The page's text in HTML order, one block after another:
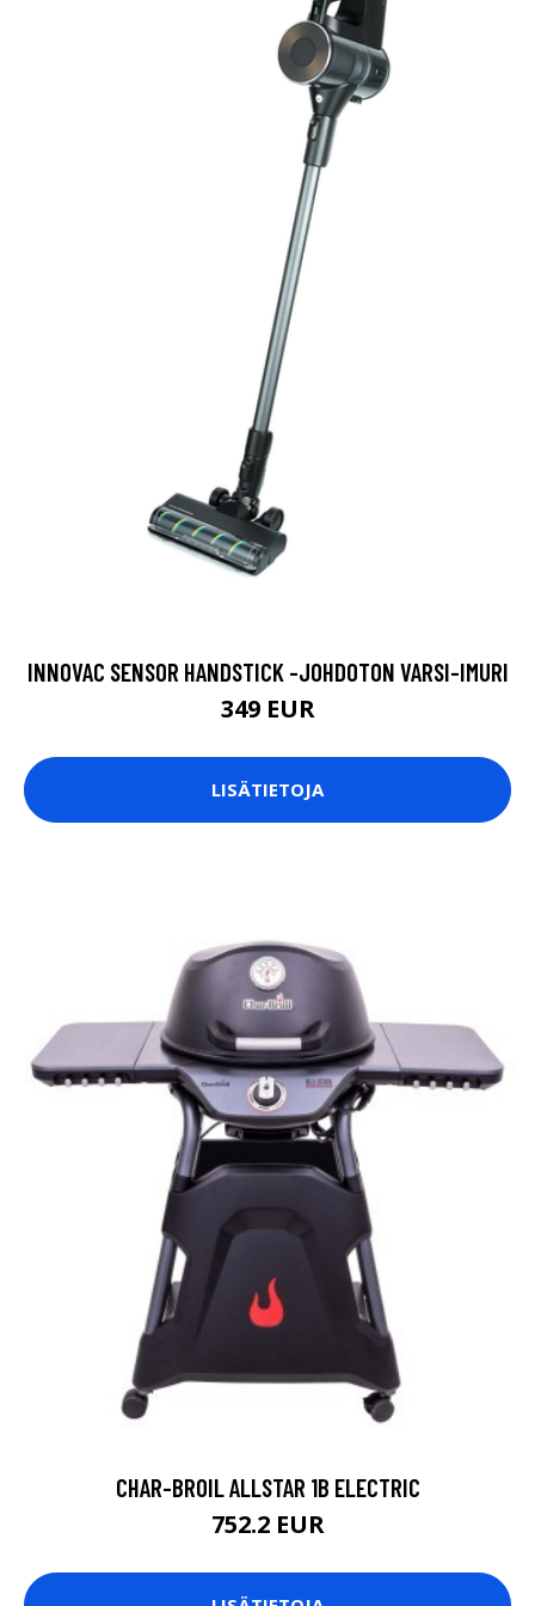
INNOVAC SENSOR HANDSTICK -JOHDOTON VARSI-IMURI
349 EUR
LISÄTIETOJA
CHAR-BROIL ALLSTAR 1B ELECTRIC
752.2 EUR